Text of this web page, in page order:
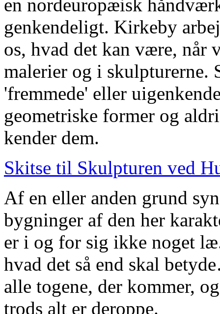
en nordeuropæisk
genkendeligt. Kirkeby
os, hvad det kan være, når
malerier og i skulpturerne.
'fremmede' eller
geometriske former og
kender dem.
Skitse til Skulpturen ved
Af en eller anden grund
bygninger af den her
er i og for sig ikke noget
hvad det så end skal
alle togene, der kommer,
trods alt er deroppe.